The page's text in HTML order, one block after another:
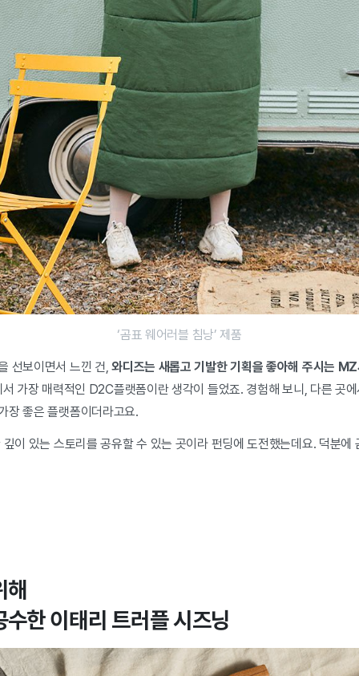
‘곰표 웨어러블 침낭’ 제품
선보이면서 느낀 건,와디즈는 새롭고 기발한 기획을 좋아해 주시는
서 가장 매력적인 D2C플랫폼이란 생각이 들었죠. 경험해 보니, 다른 곳
장 좋은 플랫폼이더라고요.
이 있는 스토리를 공유할 수 있는 곳이라 펀딩에 도전했는데요. 덕분에
해
수한이태리 트러플 시즈닝